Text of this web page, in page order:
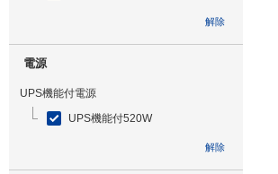
解除
電源
UPS機能付電源
UPS機能付520W
解除